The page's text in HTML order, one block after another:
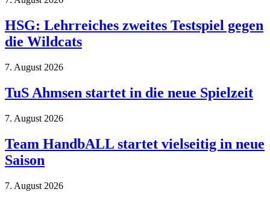
HSG: Lehrreiches zweites Testspiel gegen
die Wildcats
7. August 2026
TuS Ahmsen startet in die neue Spielzeit
7. August 2026
Team HandbALL startet vielseitig in neue
Saison
7. August 2026